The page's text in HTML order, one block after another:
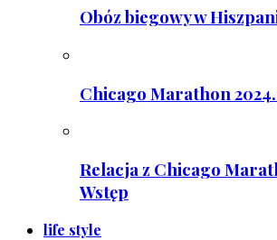
Obóz biegowy w
Chicago Marathon
Relacja z Chicago
Wstęp
life style